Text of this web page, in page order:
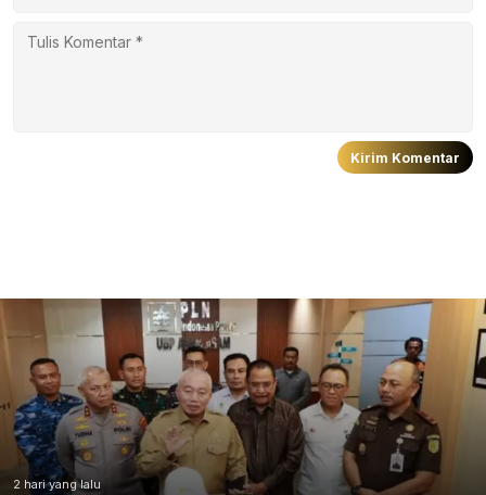
2 hari yang lalu